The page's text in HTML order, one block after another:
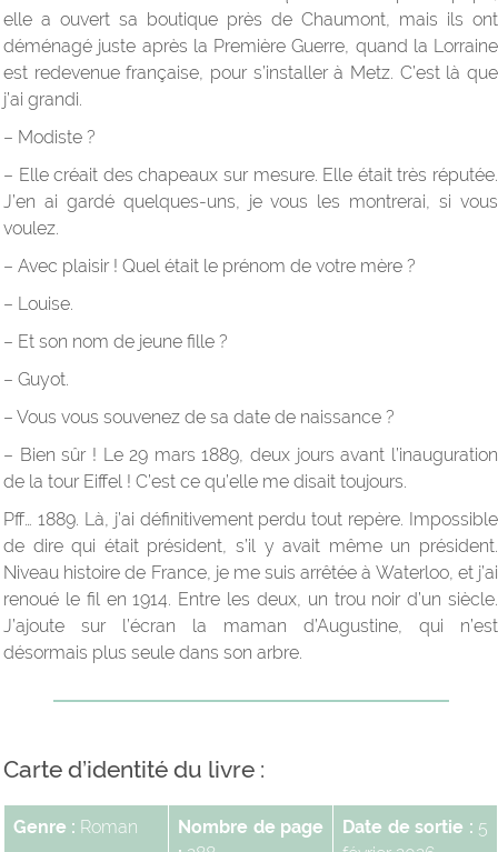
elle a ouvert sa boutique près de Chaumont, mais ils ont
déménagé juste après la Première Guerre, quand la Lorraine
est redevenue française, pour s’installer à Metz. C’est là que
j’ai grandi.
– Modiste ?
– Elle créait des chapeaux sur mesure. Elle était très réputée.
J’en ai gardé quelques-uns, je vous les montrerai, si vous
voulez.
– Avec plaisir ! Quel était le prénom de votre mère ?
– Louise.
– Et son nom de jeune fille ?
– Guyot.
– Vous vous souvenez de sa date de naissance ?
– Bien sûr ! Le 29 mars 1889, deux jours avant l’inauguration
de la tour Eiffel ! C’est ce qu’elle me disait toujours.
Pff… 1889. Là, j’ai définitivement perdu tout repère. Impossible
de dire qui était président, s’il y avait même un président.
Niveau histoire de France, je me suis arrêtée à Waterloo, et j’ai
renoué le fil en 1914. Entre les deux, un trou noir d’un siècle.
J’ajoute sur l’écran la maman d’Augustine, qui n’est
désormais plus seule dans son arbre.
Carte d’identité du livre :
Genre : Roman
Nombre de page
Date de sortie : 5